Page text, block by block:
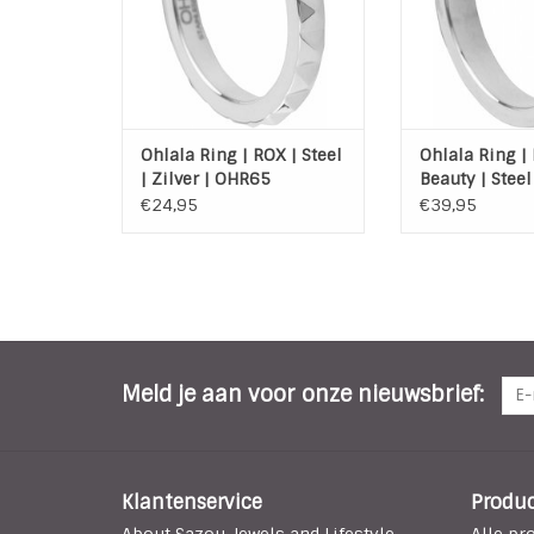
Ohlala Ring | ROX | Steel
| Zilver | OHR65
€24,95
Ohlala Ring |
Beauty |
Zilver | OHR89
€39,95
Meld je aan voor onze nieuwsbrief:
Klantenservice